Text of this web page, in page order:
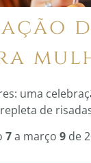
uma
de
7a março 9 de